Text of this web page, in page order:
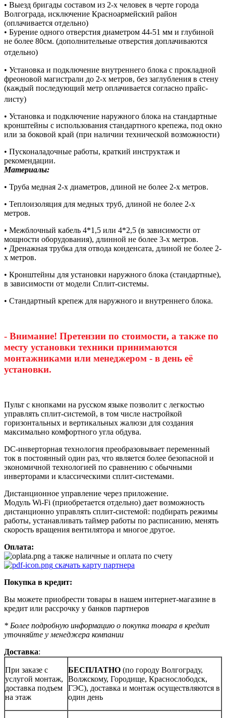
• Выезд бригады составом из 2-х человек в черте города
Волгограда, исключение Красноармейский район
(оплачивается отдельно)
• Бурение одного отверстия диаметром 44-51 мм и глубиной
не более 80см. (дополнительные отверстия доплачиваются
отдельно)
• Установка и подключение внутреннего блока с прокладной
фреоновой магистрали до 2-х метров, без заглубления в стену
(каждый последующий метр оплачивается согласно прайс-
листу)
• Установка и подключение наружного блока на стандартные
кронштейны с использования стандартного крепежа, под окно
или за боковой край (при наличии технической возможности)
• Пусконаладочные работы, краткий инструктаж и
рекомендации.
Материалы:
• Труба медная 2-х диаметров, длиной не более 2-х метров.
• Теплоизоляция для медных труб, длиной не более 2-х
метров.
• Межблочный кабель 4*1,5 или 4*2,5 (в зависимости от
мощности оборудования), длинной не более 3-х метров.
• Дренажная трубка для отвода конденсата, длиной не более 2-
х метров.
• Кронштейны для установки наружного блока (стандартные),
в зависимости от модели Сплит-системы.
• Стандартный крепеж для наружного и внутреннего блока.
- Внимание! Претензии по стоимости, а также по
месту установки техники принимаются
монтажниками или менеджером - в день её
установки.
Пульт с кнопками на русском языке позволит с легкостью
управлять сплит-системой, в том числе настройкой
горизонтальных и вертикальных жалюзи для создания
максимально комфортного угла обдува.
DC-инверторная технология преобразовывает переменный
ток в постоянный один раз, что является более безопасной и
экономичной технологией по сравнению с обычными
инверторами и классическими сплит-системами.
Дистанционное управление через приложение.
Модуль Wi-Fi (приобретается отдельно) дает возможность
дистанционно управлять сплит-системой: подбирать режимы
работы, устанавливать таймер работы по расписанию, менять
скорость вращения вентилятора и многое другое.
Оплата:
а также наличные и оплата по счету
скачать карту партнера
Покупка в кредит:
Вы можете приобрести товары в нашем интернет-магазине в
кредит или рассрочку у банков партнеров
* Более подробную информацию о покупка товара в кредит
уточняйте у менеджера компании
Доставка:
При заказе с
услугой монтаж,
доставка подъем
на этаж
БЕСПЛАТНО (по городу Волгограду,
Волжскому, Городище, Краснослободск,
ГЭС), доставка и монтаж осуществляются в
один день